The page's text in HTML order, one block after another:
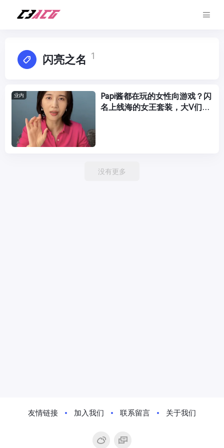
闪亮之名 1
业内
Papi酱都在玩的女性向游戏？闪
名上线海的女王套装，大V们都
没有更多
友情链接 加入我们 联系留言 关于我们